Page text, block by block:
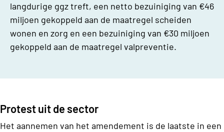
langdurige ggz treft, een netto bezuiniging van €46
miljoen gekoppeld aan de maatregel scheiden
wonen en zorg en een bezuiniging van €30 miljoen
gekoppeld aan de maatregel valpreventie.
Protest uit de sector
Het aannemen van het amendement is de laatste in een